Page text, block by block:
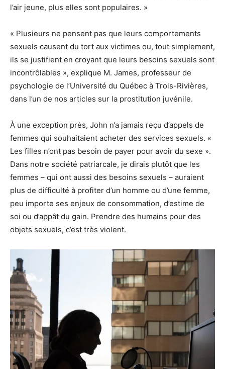
l’air jeune, plus elles sont populaires. »
« Plusieurs ne pensent pas que leurs comportements
sexuels causent du tort aux victimes ou, tout simplement,
ils se justifient en croyant que leurs besoins sexuels sont
incontrôlables », explique M. James, professeur de
psychologie de l’Université du Québec à Trois-Rivières,
dans l’un de nos articles sur la prostitution juvénile.
À une exception près, John n’a jamais reçu d’appels de
femmes qui souhaitaient acheter des services sexuels. «
Les filles n’ont pas besoin de payer pour avoir du sexe ».
Dans notre société patriarcale, je dirais plutôt que les
femmes – qui ont aussi des besoins sexuels – auraient
plus de difficulté à profiter d’un homme ou d’une femme,
peu importe ses enjeux de consommation, d’estime de
soi ou d’appât du gain. Prendre des humains pour des
objets sexuels, c’est très violent.